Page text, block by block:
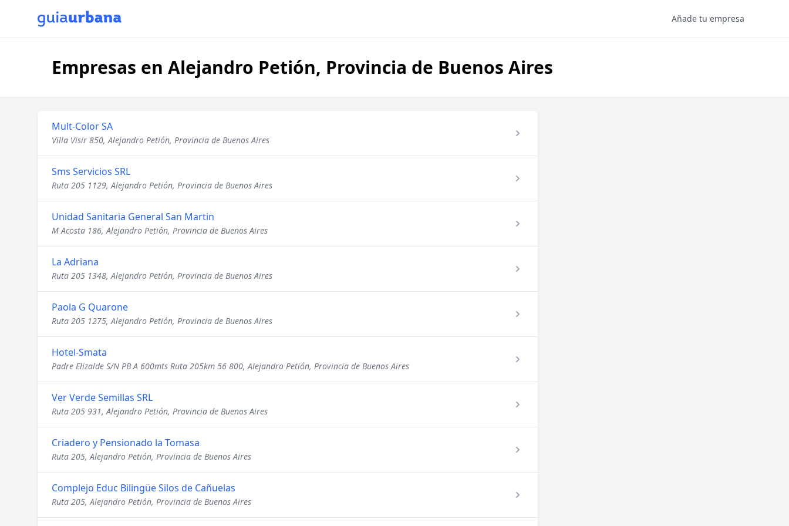
Añade tu empresa
Empresas en Alejandro Petión, Provincia de Buenos Aires
Mult-Color SA
Villa Visir 850, Alejandro Petión, Provincia de Buenos Aires
Sms Servicios SRL
Ruta 205 1129, Alejandro Petión, Provincia de Buenos Aires
Unidad Sanitaria General San Martin
M Acosta 186, Alejandro Petión, Provincia de Buenos Aires
La Adriana
Ruta 205 1348, Alejandro Petión, Provincia de Buenos Aires
Paola G Quarone
Ruta 205 1275, Alejandro Petión, Provincia de Buenos Aires
Hotel-Smata
Padre Elizalde S/N PB A 600mts Ruta 205km 56 800, Alejandro Petión, Provincia de Buenos Aires
Ver Verde Semillas SRL
Ruta 205 931, Alejandro Petión, Provincia de Buenos Aires
Criadero y Pensionado la Tomasa
Ruta 205, Alejandro Petión, Provincia de Buenos Aires
Complejo Educ Bilingüe Silos de Cañuelas
Ruta 205, Alejandro Petión, Provincia de Buenos Aires